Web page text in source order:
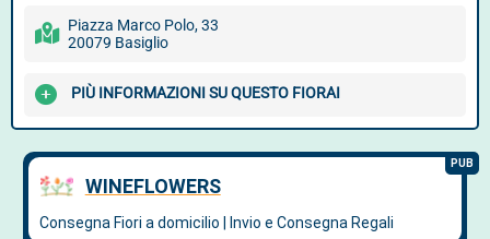
Piazza Marco Polo, 33
20079 Basiglio
PIÙ INFORMAZIONI SU QUESTO FIORAI